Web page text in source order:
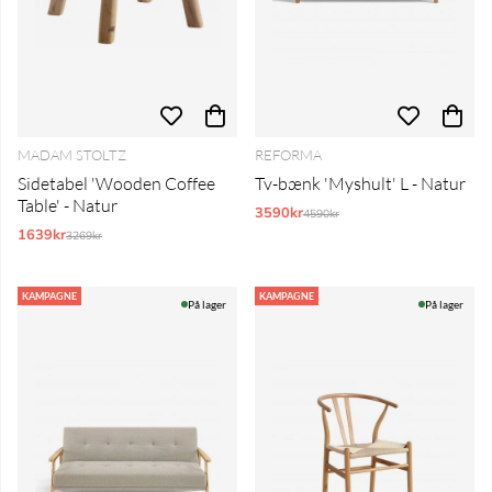
MADAM STOLTZ
Sidetabel 'Wooden Coffee
Table' - Natur
1639krNormalpris:
3269kr
REFORMA
Tv-bænk 'Myshult' L - Natur
3590krNormalpris:
4590kr
KAMPAGNE
På lager
KAMPAGNE
På lager